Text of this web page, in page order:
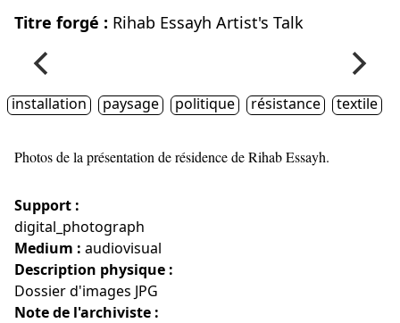
Titre forgé : Rihab Essayh Artist's Talk
installation paysage politique résistance textile
Photos de la présentation de résidence de Rihab Essayh.
Support :
digital_photograph
Medium : audiovisual
Description physique :
Dossier d'images JPG
Note de l'archiviste :